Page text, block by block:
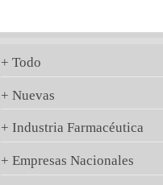
+ Todo
+ Nuevas
+ Industria Farmacéutica
+ Empresas Nacionales